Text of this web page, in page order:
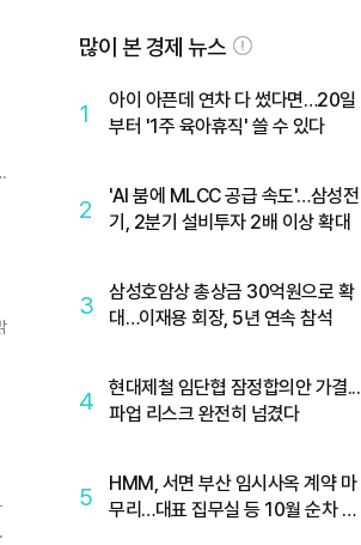
많이 본 경제 뉴스
1
아이 아픈데 연차 다 썼다면…20일
부터 '1주 육아휴직' 쓸 수 있다
2
'AI 붐에 MLCC 공급 속도'…삼성전
기, 2분기 설비투자 2배 이상 확대
3
삼성호암상 총상금 30억원으로 확
대…이재용 회장, 5년 연속 참석
4
현대제철 임단협 잠정합의안 가결...
파업 리스크 완전히 넘겼다
5
HMM, 서면 부산 임시사옥 계약 마
무리…대표 집무실 등 10월 순차 이